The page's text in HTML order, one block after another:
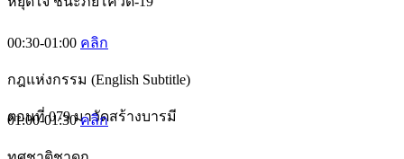
00:30-01:00 คลิก
กฎแห่งกรรม (English Subtitle)
ตอนที่ 079 มาวัดสร้างบารมี
01:00-01:30คลิก